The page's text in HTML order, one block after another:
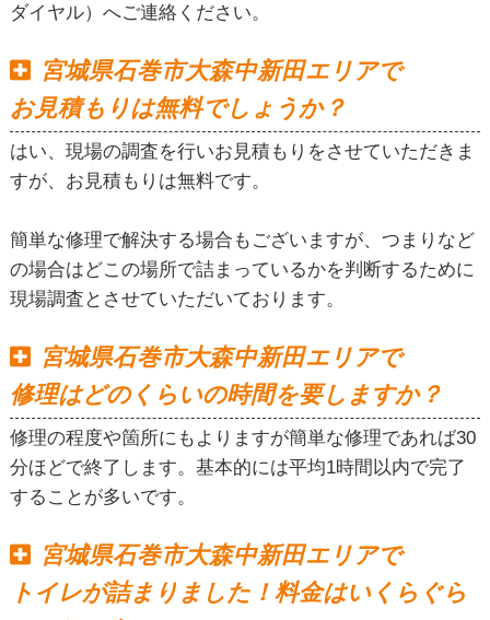
ダイヤル）へご連絡ください。
宮城県石巻市大森中新田エリアで
お見積もりは無料でしょうか？
はい、現場の調査を行いお見積もりをさせていただきま
すが、お見積もりは無料です。
簡単な修理で解決する場合もございますが、つまりなど
の場合はどこの場所で詰まっているかを判断するために
現場調査とさせていただいております。
宮城県石巻市大森中新田エリアで
修理はどのくらいの時間を要しますか？
修理の程度や箇所にもよりますが簡単な修理であれば30
分ほどで終了します。基本的には平均1時間以内で完了
することが多いです。
宮城県石巻市大森中新田エリアで
トイレが詰まりました！料金はいくらぐら